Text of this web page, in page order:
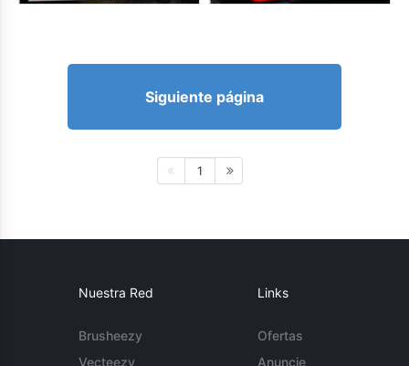
Siguiente página
1
Nuestra Red
Brusheezy
Vecteezy
Links
Ofertas
Anuncie